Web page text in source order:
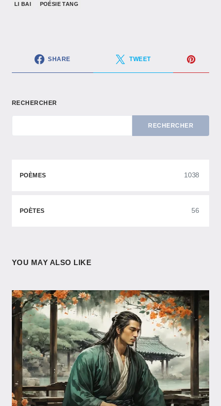
LI BAI POÉSIE TANG
SHARE TWEET
RECHERCHER
RECHERCHER
POÈMES 1038
POÈTES 56
YOU MAY ALSO LIKE